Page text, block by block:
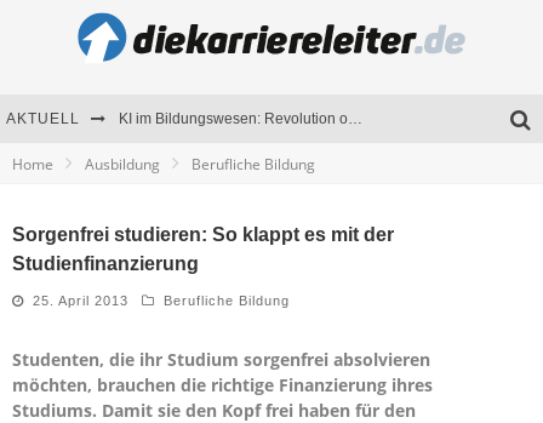
AKTUELL KI im Bildungswesen: Revolution oder Risiko für Schulen und Universitäten?
Home Ausbildung Berufliche Bildung
Sorgenfrei studieren: So klappt es mit der
Studienfinanzierung
25. April 2013 Berufliche Bildung
Studenten, die ihr Studium sorgenfrei absolvieren
möchten, brauchen die richtige Finanzierung ihres
Studiums. Damit sie den Kopf frei haben für den